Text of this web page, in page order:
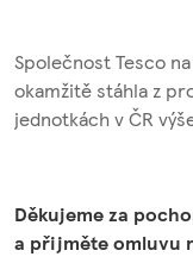
Společnost Tesco
okamžitě stáhla z
jednotkách v ČR
Děkujeme za
a přijměte omluvu